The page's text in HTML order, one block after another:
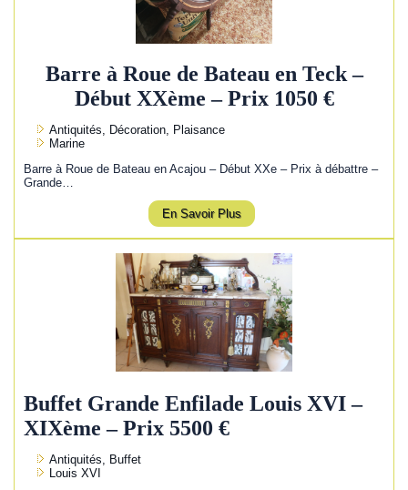
Barre à Roue de Bateau en Teck –
Début XXème – Prix 1050 €
Antiquités, Décoration, Plaisance
Marine
Barre à Roue de Bateau en Acajou – Début XXe – Prix à débattre –
Grande…
En Savoir Plus
Buffet Grande Enfilade Louis XVI –
XIXème – Prix 5500 €
Antiquités, Buffet
Louis XVI